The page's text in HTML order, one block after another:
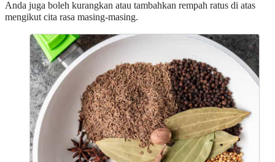
Anda juga boleh kurangkan atau tambahkan rempah ratus di atas
mengikut cita rasa masing-masing.